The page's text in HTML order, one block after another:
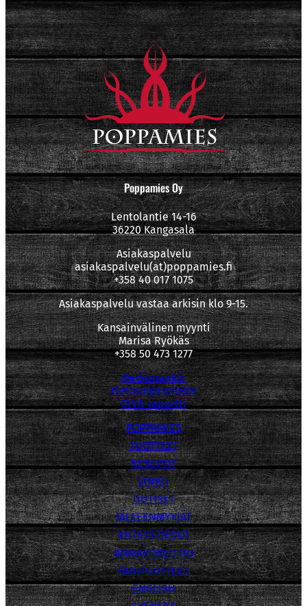
Poppamies Oy
Lentolantie 14-16
36220 Kangasala
Asiakaspalvelu
asiakaspalvelu(at)poppamies.fi
+358 40 017 1075
Asiakaspalvelu vastaa arkisin klo 9-15.
Kansainvälinen myynti
Marisa Ryökäs
+358 50 473 1277
Mediapankki
tietosuojaseloste
OIVA-raportti
POPPAMIES
TUOTTEET
RESEPTIT
VINKIT
UUTISET
JÄLLEENMYYJÄT
YHTEYSTIEDOT
AMMATTIKEITTIÖ
FANITUOTTEET
ENGLISH